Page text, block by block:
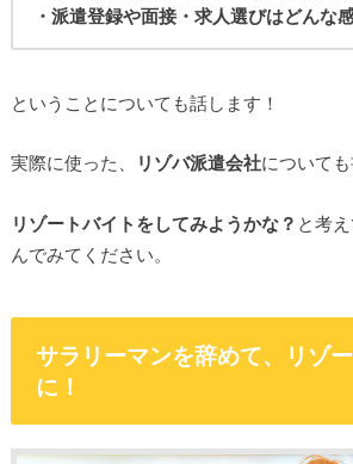
・派遣登録や面接・求人選びはどんな
ということについても話します！
実際に使った、 リゾバ派遣会社についても
リゾートバイトをしてみようかな？ と考
んでみてください。
サラリーマンを辞めて、リゾ
に！